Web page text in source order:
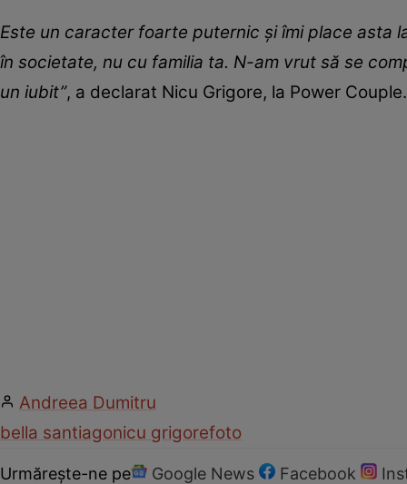
Este un caracter foarte puternic și îmi place asta
în societate, nu cu familia ta. N-am vrut să se
un iubit”, a declarat Nicu Grigore, la Power Couple.
Andreea Dumitru
bella santiagonicu grigorefoto
Urmărește-ne pe Google News Facebook